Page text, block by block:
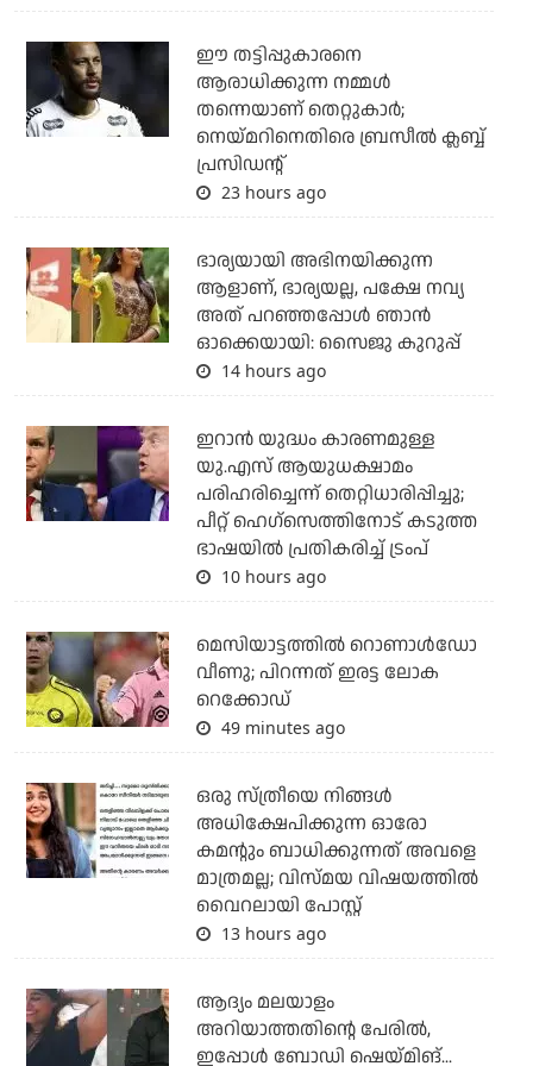
ഈ തട്ടിപ്പുകാരനെ
ആരാധിക്കുന്ന നമ്മള്‍
തന്നെയാണ് തെറ്റുകാര്‍;
നെയ്മറിനെതിരെ ബ്രസീല്‍ ക്ലബ്ബ്
പ്രസിഡന്റ്
23 hours ago
ഭാര്യയായി അഭിനയിക്കുന്ന
ആളാണ്, ഭാര്യയല്ല, പക്ഷേ നവ്യ
അത് പറഞ്ഞപ്പോള്‍ ഞാന്‍
ഓക്കെയായി: സൈജു കുറുപ്പ്
14 hours ago
ഇറാന്‍ യുദ്ധം കാരണമുള്ള
യു.എസ് ആയുധക്ഷാമം
പരിഹരിച്ചെന്ന് തെറ്റിധാരിപ്പിച്ചു;
പീറ്റ് ഹെഗ്‌സെത്തിനോട് കടുത്ത
ഭാഷയില്‍ പ്രതികരിച്ച് ട്രംപ്
10 hours ago
മെസിയാട്ടത്തില്‍ റൊണാള്‍ഡോ
വീണു; പിറന്നത് ഇരട്ട ലോക
റെക്കോഡ്
49 minutes ago
ഒരു സ്ത്രീയെ നിങ്ങള്‍
അധിക്ഷേപിക്കുന്ന ഓരോ
കമന്റും ബാധിക്കുന്നത് അവളെ
മാത്രമല്ല; വിസ്മയ വിഷയത്തില്‍
വൈറലായി പോസ്റ്റ്
13 hours ago
ആദ്യം മലയാളം
അറിയാത്തതിന്റെ പേരില്‍,
ഇപ്പോള്‍ ബോഡി ഷെയ്മിങ്...